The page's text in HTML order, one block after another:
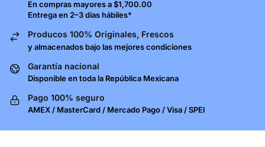
En compras mayores a $1,700.00
Entrega en 2–3 días hábiles*
Producos 100% Originales, Frescos
y almacenados bajo las mejores condiciones
Garantía nacional
Disponible en toda la República Mexicana
Pago 100% seguro
AMEX / MasterCard / Mercado Pago / Visa / SPEI